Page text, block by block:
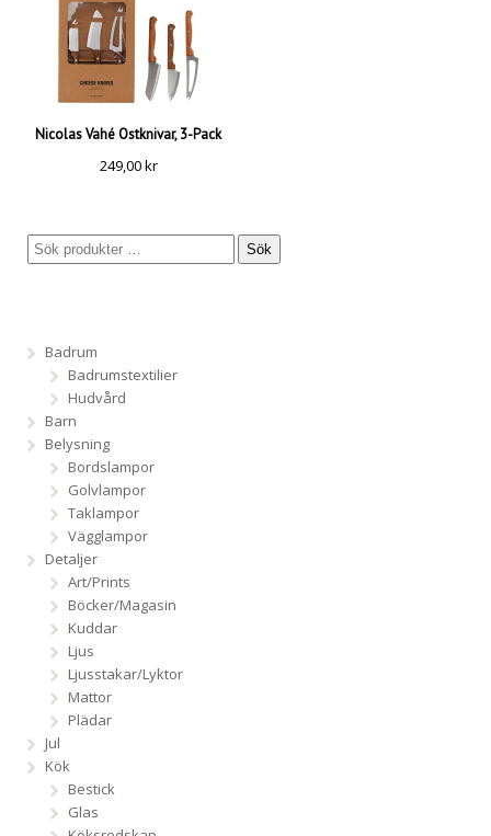
Nicolas Vahé Ostknivar, 3-Pack
249,00kr
Sök
Badrum
Badrumstextilier
Hudvård
Barn
Belysning
Bordslampor
Golvlampor
Taklampor
Vägglampor
Detaljer
Art/Prints
Böcker/Magasin
Kuddar
Ljus
Ljusstakar/Lyktor
Mattor
Plädar
Jul
Kök
Bestick
Glas